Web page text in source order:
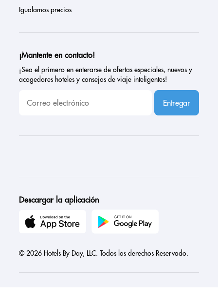
Igualamos precios
¡Mantente en contacto!
¡Sea el primero en enterarse de ofertas especiales, nuevos y
acogedores hoteles y consejos de viaje inteligentes!
Entregar
Descargar la aplicación
© 2026 Hotels By Day, LLC. Todos los derechos Reservado.